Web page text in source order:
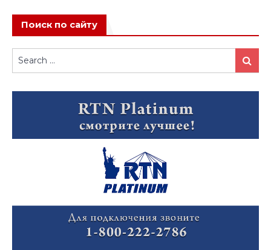
Поиск по сайту
for:
Search